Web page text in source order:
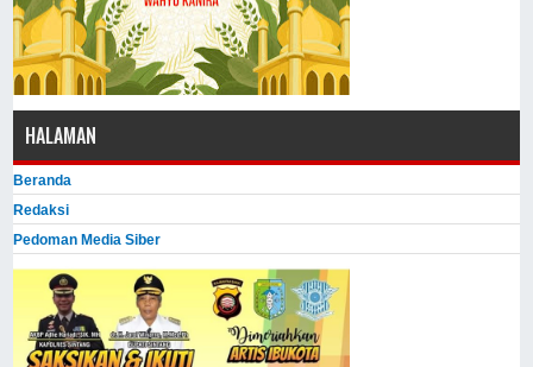
HALAMAN
Beranda
Redaksi
Pedoman Media Siber